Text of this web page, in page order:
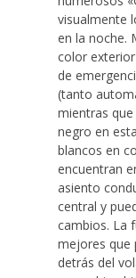
visualmente
en la noche.
color
de
(tanto
mientras
negro en
blancos en
encuentran
asiento
central y
cambios. La
mejores que
detrás del